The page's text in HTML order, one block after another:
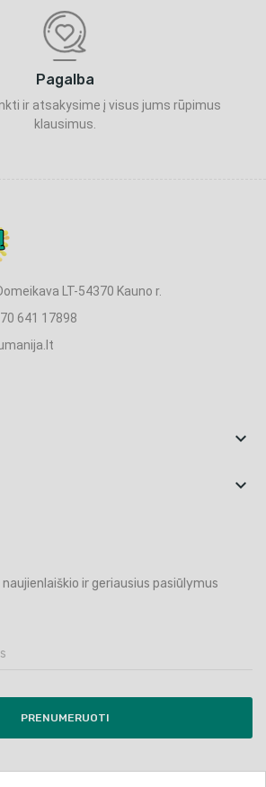
Pagalba
ir atsakysime į visus jums rūpimus
klausimus.
LT-54370 Kauno r.
641 17898


ir geriausius pasiūlymus
PRENUMERUOTI